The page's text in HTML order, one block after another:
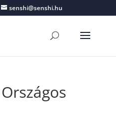
senshi@senshi.hu